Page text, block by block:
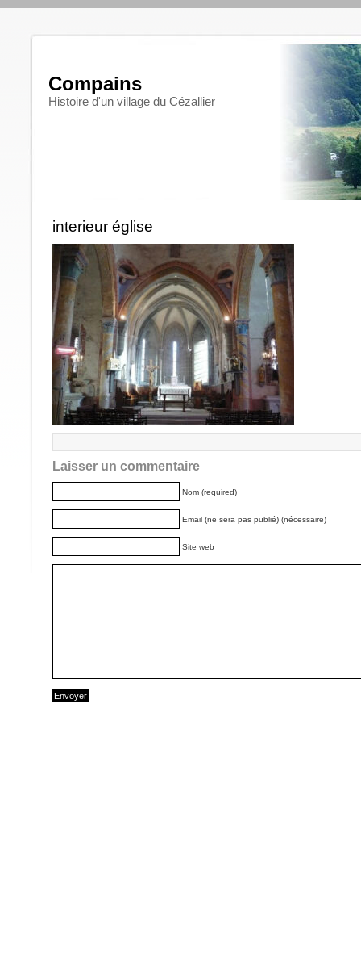
Compains
Histoire d'un village du Cézallier
interieur église
Laisser un commentaire
Nom (required)
Email (ne sera pas publié) (nécessaire)
Site web